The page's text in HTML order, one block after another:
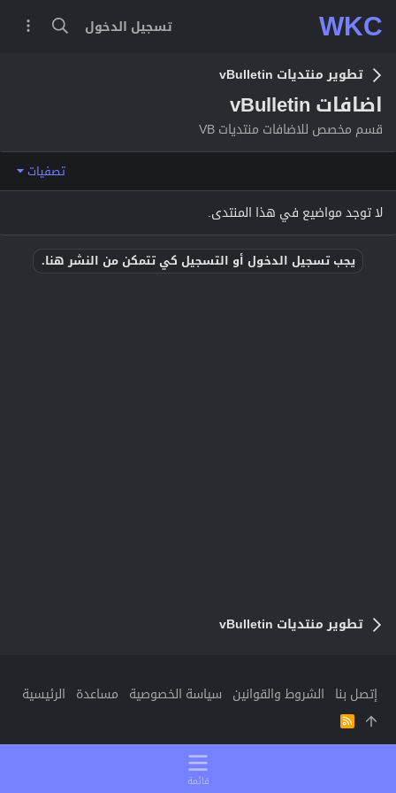
WKC تسجيل الدخول
تطوير منتديات vBulletin
اضافات vBulletin
قسم مخصص للاضافات منتديات VB
تصفيات
لا توجد مواضيع في هذا المنتدى.
يجب تسجيل الدخول أو التسجيل كي تتمكن من النشر هنا.
تطوير منتديات vBulletin
إتصل بنا الشروط والقوانين سياسة الخصوصية مساعدة الرئيسية
R
قائمة